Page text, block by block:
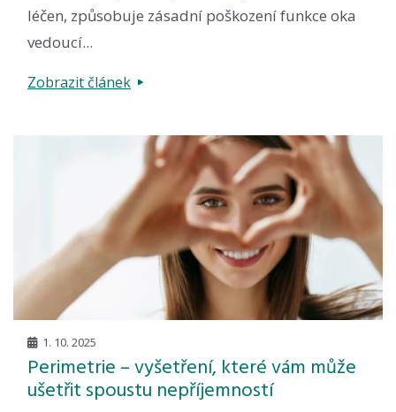
léčen, způsobuje zásadní poškození funkce oka
vedoucí...
Zobrazit článek
1. 10. 2025
Perimetrie – vyšetření, které vám může
ušetřit spoustu nepříjemností